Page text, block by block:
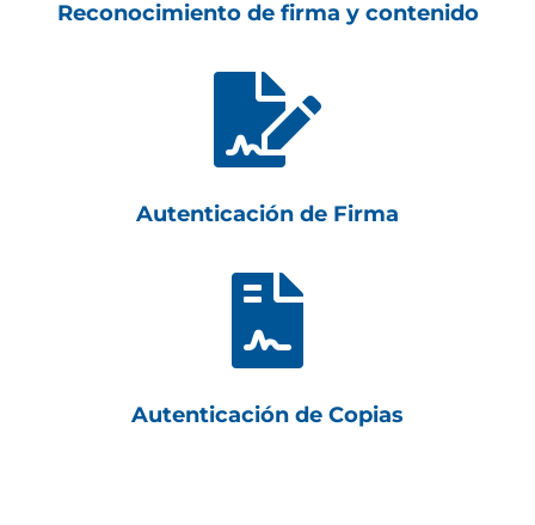
Reconocimiento de firma y contenido

Autenticación de Firma

Autenticación de Copias